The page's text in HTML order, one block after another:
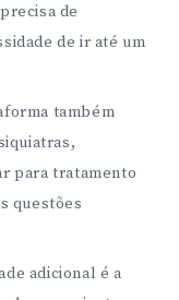
de
de ir até um
também
para tratamento
questões
adicional é a